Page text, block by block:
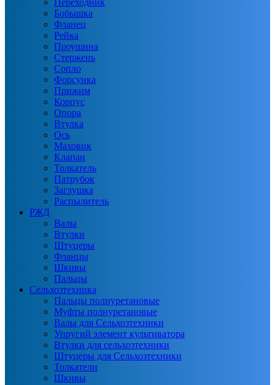
Переходник
Бобышка
Фланец
Рейка
Проушина
Стержень
Сопло
Форсунка
Прижим
Корпус
Опора
Втулка
Ось
Маховик
Клапан
Толкатель
Патрубок
Заглушка
Распылитель
РЖД
Валы
Втулки
Штуцеры
Фланцы
Шкивы
Пальцы
Сельхозтехника
Пальцы полиуретановые
Муфты полиуретановые
Валы для Сельхозтехники
Упругий элемент культиватора
Втулки для сельхозтехники
Штуцеры для Сельхозтехники
Толкатели
Шкивы